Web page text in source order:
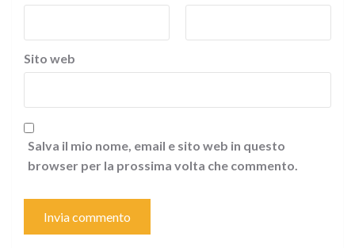
Sito web
Salva il mio nome, email e sito web in questo
browser per la prossima volta che commento.